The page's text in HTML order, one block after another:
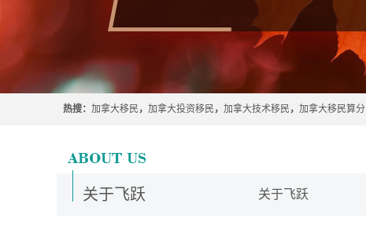
热搜： 加拿大移民 ， 加拿大投资移民 ， 加拿大技术移民 ， 加拿大移民算分
关于飞跃 关于飞跃